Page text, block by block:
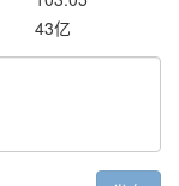
43亿